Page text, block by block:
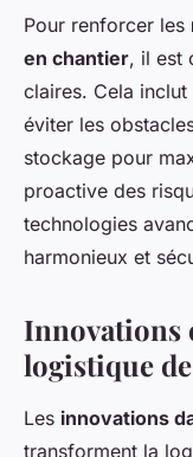
Pour renforcer les
en chantier, il est
claires. Cela
éviter les
stockage pour
proactive des
technologies
harmonieux et
Innovations
logistique
Les innovations
transforment la